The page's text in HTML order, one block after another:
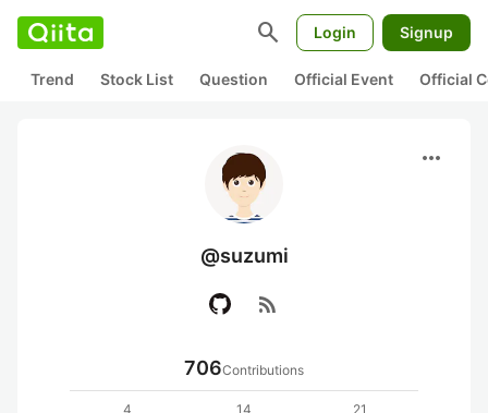
search Login Signup
Trend Stock List Question Official Event Official
more_horiz
@suzumi
rss_feed
706Contributions
4
14
21